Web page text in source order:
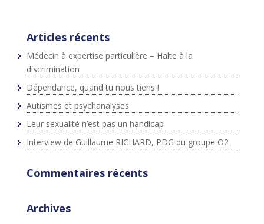
Articles récents
Médecin à expertise particulière – Halte à la
discrimination
Dépendance, quand tu nous tiens !
Autismes et psychanalyses
Leur sexualité n’est pas un handicap
Interview de Guillaume RICHARD, PDG du groupe O2
Commentaires récents
Archives